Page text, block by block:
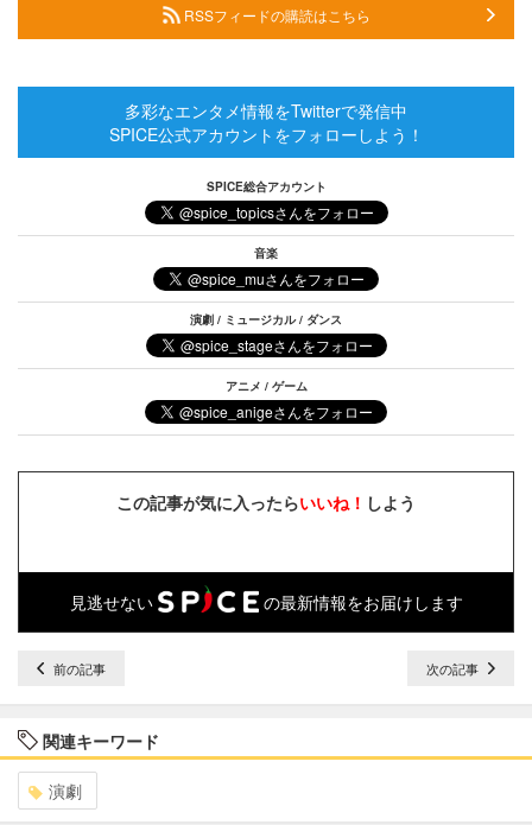
RSSフィードの購読はこちら
多彩なエンタメ情報をTwitterで発信中
SPICE公式アカウントをフォローしよう！
SPICE総合アカウント
音楽
演劇 / ミュージカル / ダンス
アニメ / ゲーム
この記事が気に入ったらいいね！ しよう
見逃せない の最新情報をお届けします
前の記事 次の記事
関連キーワード
演劇